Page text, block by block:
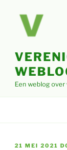
Een weblog
GEPLAATST
21 MEI 2021